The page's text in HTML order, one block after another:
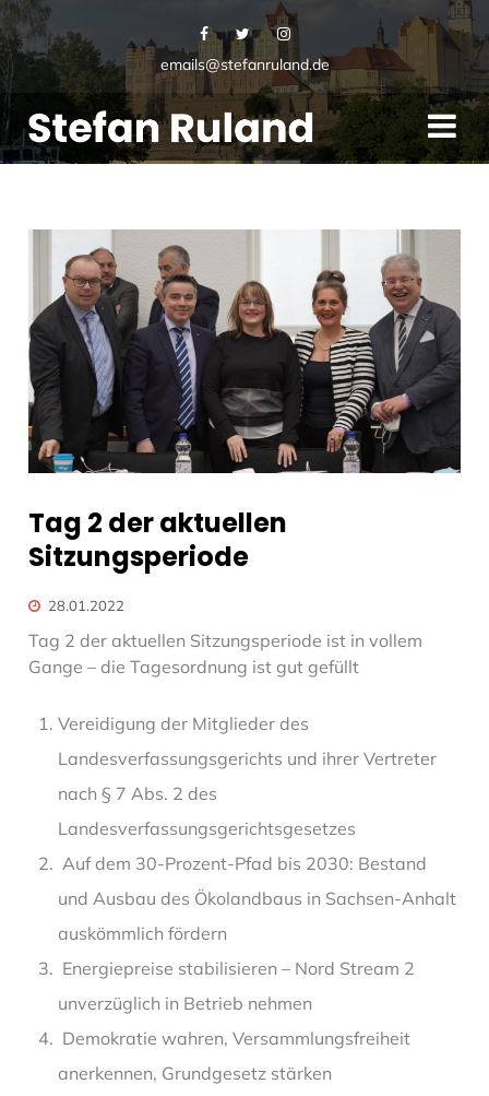
emails@stefanruland.de
Tag 2 der aktuellen
Sitzungsperiode
28.01.2022
Tag 2 der aktuellen Sitzungsperiode ist in vollem
Gange – die Tagesordnung ist gut gefüllt
Vereidigung der Mitglieder des
Landesverfassungsgerichts und ihrer Vertreter
nach § 7 Abs. 2 des
Landesverfassungsgerichtsgesetzes
Auf dem 30-Prozent-Pfad bis 2030: Bestand
und Ausbau des Ökolandbaus in Sachsen-Anhalt
auskömmlich fördern
Energiepreise stabilisieren – Nord Stream 2
unverzüglich in Betrieb nehmen
Demokratie wahren, Versammlungsfreiheit
anerkennen, Grundgesetz stärken